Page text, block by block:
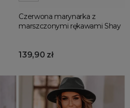
Czerwona marynarka z
marszczonymi rękawami Shay
139,90 zł